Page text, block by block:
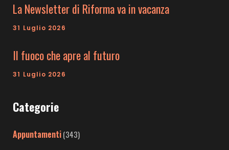
La Newsletter di Riforma va in vacanza
31 Luglio 2026
Il fuoco che apre al futuro
31 Luglio 2026
Categorie
Appuntamenti(343)